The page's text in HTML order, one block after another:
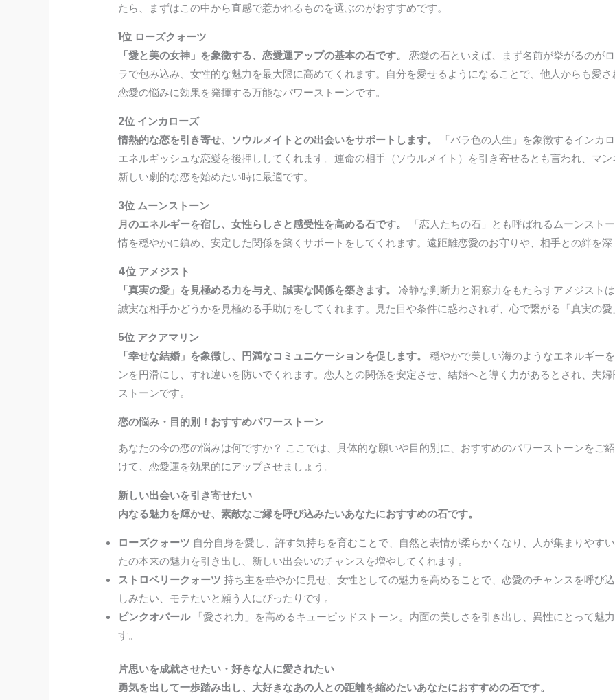
たら、まずはこの中から直感で惹かれるものを選ぶのがおすすめです。
1位 ローズクォーツ
「愛と美の女神」を象徴する、恋愛運アップの基本の石です。
恋愛の石といえば、まず名前が挙がるのが
ラで包み込み、女性的な魅力を最大限に高めてくれます。自分を愛せるようになることで、他人からも愛
恋愛の悩みに効果を発揮する万能なパワーストーンです。
2位 インカローズ
情熱的な恋を引き寄せ、ソウルメイトとの出会いをサポートします。
「バラ色の人生」を象徴するインカ
エネルギッシュな恋愛を後押ししてくれます。運命の相手（ソウルメイト）を引き寄せるとも言われ、マ
新しい劇的な恋を始めたい時に最適です。
3位 ムーンストーン
月のエネルギーを宿し、女性らしさと感受性を高める石です。
「恋人たちの石」とも呼ばれるムーンスト
情を穏やかに鎮め、安定した関係を築くサポートをしてくれます。遠距離恋愛のお守りや、相手との絆を
4位 アメジスト
「真実の愛」を見極める力を与え、誠実な関係を築きます。
冷静な判断力と洞察力をもたらすアメジスト
誠実な相手かどうかを見極める手助けをしてくれます。見た目や条件に惑わされず、心で繋がる「真実の
5位 アクアマリン
「幸せな結婚」を象徴し、円満なコミュニケーションを促します。
穏やかで美しい海のようなエネルギー
ンを円滑にし、すれ違いを防いでくれます。恋人との関係を安定させ、結婚へと導く力があるとされ、夫
ストーンです。
恋の悩み・目的別！おすすめパワーストーン
あなたの今の恋の悩みは何ですか？ ここでは、具体的な願いや目的別に、おすすめのパワーストーンをご
けて、恋愛運を効果的にアップさせましょう。
新しい出会いを引き寄せたい
内なる魅力を輝かせ、素敵なご縁を呼び込みたいあなたにおすすめの石です。
ローズクォーツ 自分自身を愛し、許す気持ちを育むことで、自然と表情が柔らかくなり、人が集まりやす
たの本来の魅力を引き出し、新しい出会いのチャンスを増やしてくれます。
ストロベリークォーツ 持ち主を華やかに見せ、女性としての魅力を高めることで、恋愛のチャンスを呼び
しみたい、モテたいと願う人にぴったりです。
ピンクオパール「愛され力」を高めるキューピッドストーン。内面の美しさを引き出し、異性にとって魅
す。
片思いを成就させたい・好きな人に愛されたい
勇気を出して一歩踏み出し、大好きなあの人との距離を縮めたいあなたにおすすめの石です。